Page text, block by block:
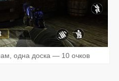
одна доска — 10 очков